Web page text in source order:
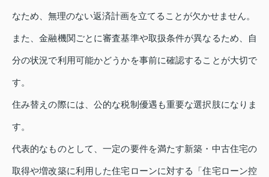
なため、無理のない返済計画を立てることが欠かせません。
また、金融機関ごとに審査基準や取扱条件が異なるため、自
分の状況で利用可能かどうかを事前に確認することが大切で
す。
住み替えの際には、公的な税制優遇も重要な選択肢になりま
す。
代表的なものとして、一定の要件を満たす新築・中古住宅の
取得や増改築に利用した住宅ローンに対する「住宅ローン控